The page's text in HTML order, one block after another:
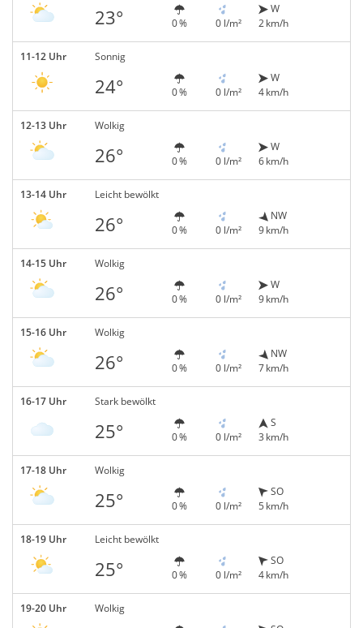
23° 0 % 0 l/m²
W
2 km/h
11-12 Uhr Sonnig
24° 0 % 0 l/m²
W
4 km/h
12-13 Uhr Wolkig
26° 0 % 0 l/m²
W
6 km/h
13-14 Uhr Leicht bewölkt
26° 0 % 0 l/m²
NW
9 km/h
14-15 Uhr Wolkig
26° 0 % 0 l/m²
W
9 km/h
15-16 Uhr Wolkig
26° 0 % 0 l/m²
NW
7 km/h
16-17 Uhr Stark bewölkt
25° 0 % 0 l/m²
S
3 km/h
17-18 Uhr Wolkig
25° 0 % 0 l/m²
SO
5 km/h
18-19 Uhr Leicht bewölkt
25° 0 % 0 l/m²
SO
4 km/h
19-20 Uhr Wolkig